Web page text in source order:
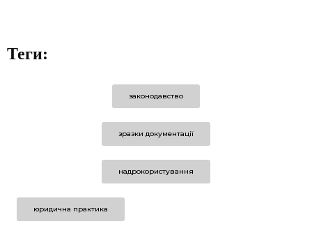
Теги:
законодавство
зразки документації
надрокористування
юридична практика